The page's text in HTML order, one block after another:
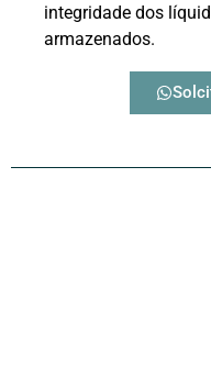
integridade dos
armazenados.